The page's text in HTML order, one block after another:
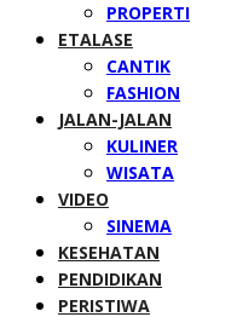
PROPERTI
ETALASE
CANTIK
FASHION
JALAN-JALAN
KULINER
WISATA
VIDEO
SINEMA
KESEHATAN
PENDIDIKAN
PERISTIWA